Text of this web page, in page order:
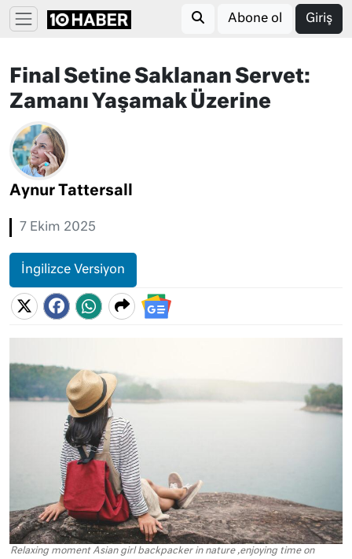
Abone ol Giriş
Final Setine Saklanan Servet:
Zamanı Yaşamak Üzerine
Aynur Tattersall
7 Ekim 2025
İngilizce Versiyon
Relaxing moment Asian girl backpacker in nature ,enjoying time on